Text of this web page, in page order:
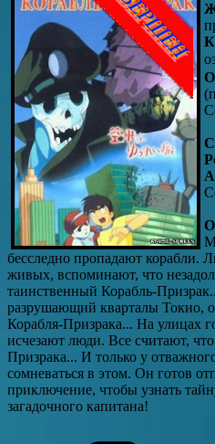
бесследно пропадают корабли.
живых, вспоминают, что
таинственный Корабль-
разрушающий кварталы Токио,
Корабля-Призрака... На улицах
исчезают люди. Все считают,
Призрака... И только у
сомневаться в этом. Он готов
приключение, чтобы узнать
загадочного капитана!